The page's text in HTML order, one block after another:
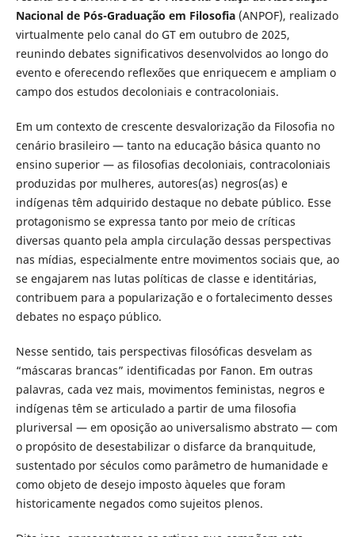
Nacional de Pós-Graduação em Filosofia(ANPOF), realizado
virtualmente pelo canal do GT em outubro de 2025,
reunindo debates significativos desenvolvidos ao longo do
evento e oferecendo reflexões que enriquecem e ampliam o
campo dos estudos decoloniais e contracoloniais.
Em um contexto de crescente desvalorização da Filosofia no
cenário brasileiro — tanto na educação básica quanto no
ensino superior — as filosofias decoloniais, contracoloniais
produzidas por mulheres, autores(as) negros(as) e
indígenas têm adquirido destaque no debate público. Esse
protagonismo se expressa tanto por meio de críticas
diversas quanto pela ampla circulação dessas perspectivas
nas mídias, especialmente entre movimentos sociais que, ao
se engajarem nas lutas políticas de classe e identitárias,
contribuem para a popularização e o fortalecimento desses
debates no espaço público.
Nesse sentido, tais perspectivas filosóficas desvelam as
“máscaras brancas” identificadas por Fanon. Em outras
palavras, cada vez mais, movimentos feministas, negros e
indígenas têm se articulado a partir de uma filosofia
pluriversal — em oposição ao universalismo abstrato — com
o propósito de desestabilizar o disfarce da branquitude,
sustentado por séculos como parâmetro de humanidade e
como objeto de desejo imposto àqueles que foram
historicamente negados como sujeitos plenos.